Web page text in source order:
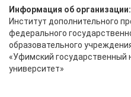
Информация об организации:
Институт дополнительного
федерального
образовательного
«Уфимский государственный
университет»